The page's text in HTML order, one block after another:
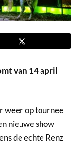
van 14 april
weer op tournee
nieuwe show
de echte Renz